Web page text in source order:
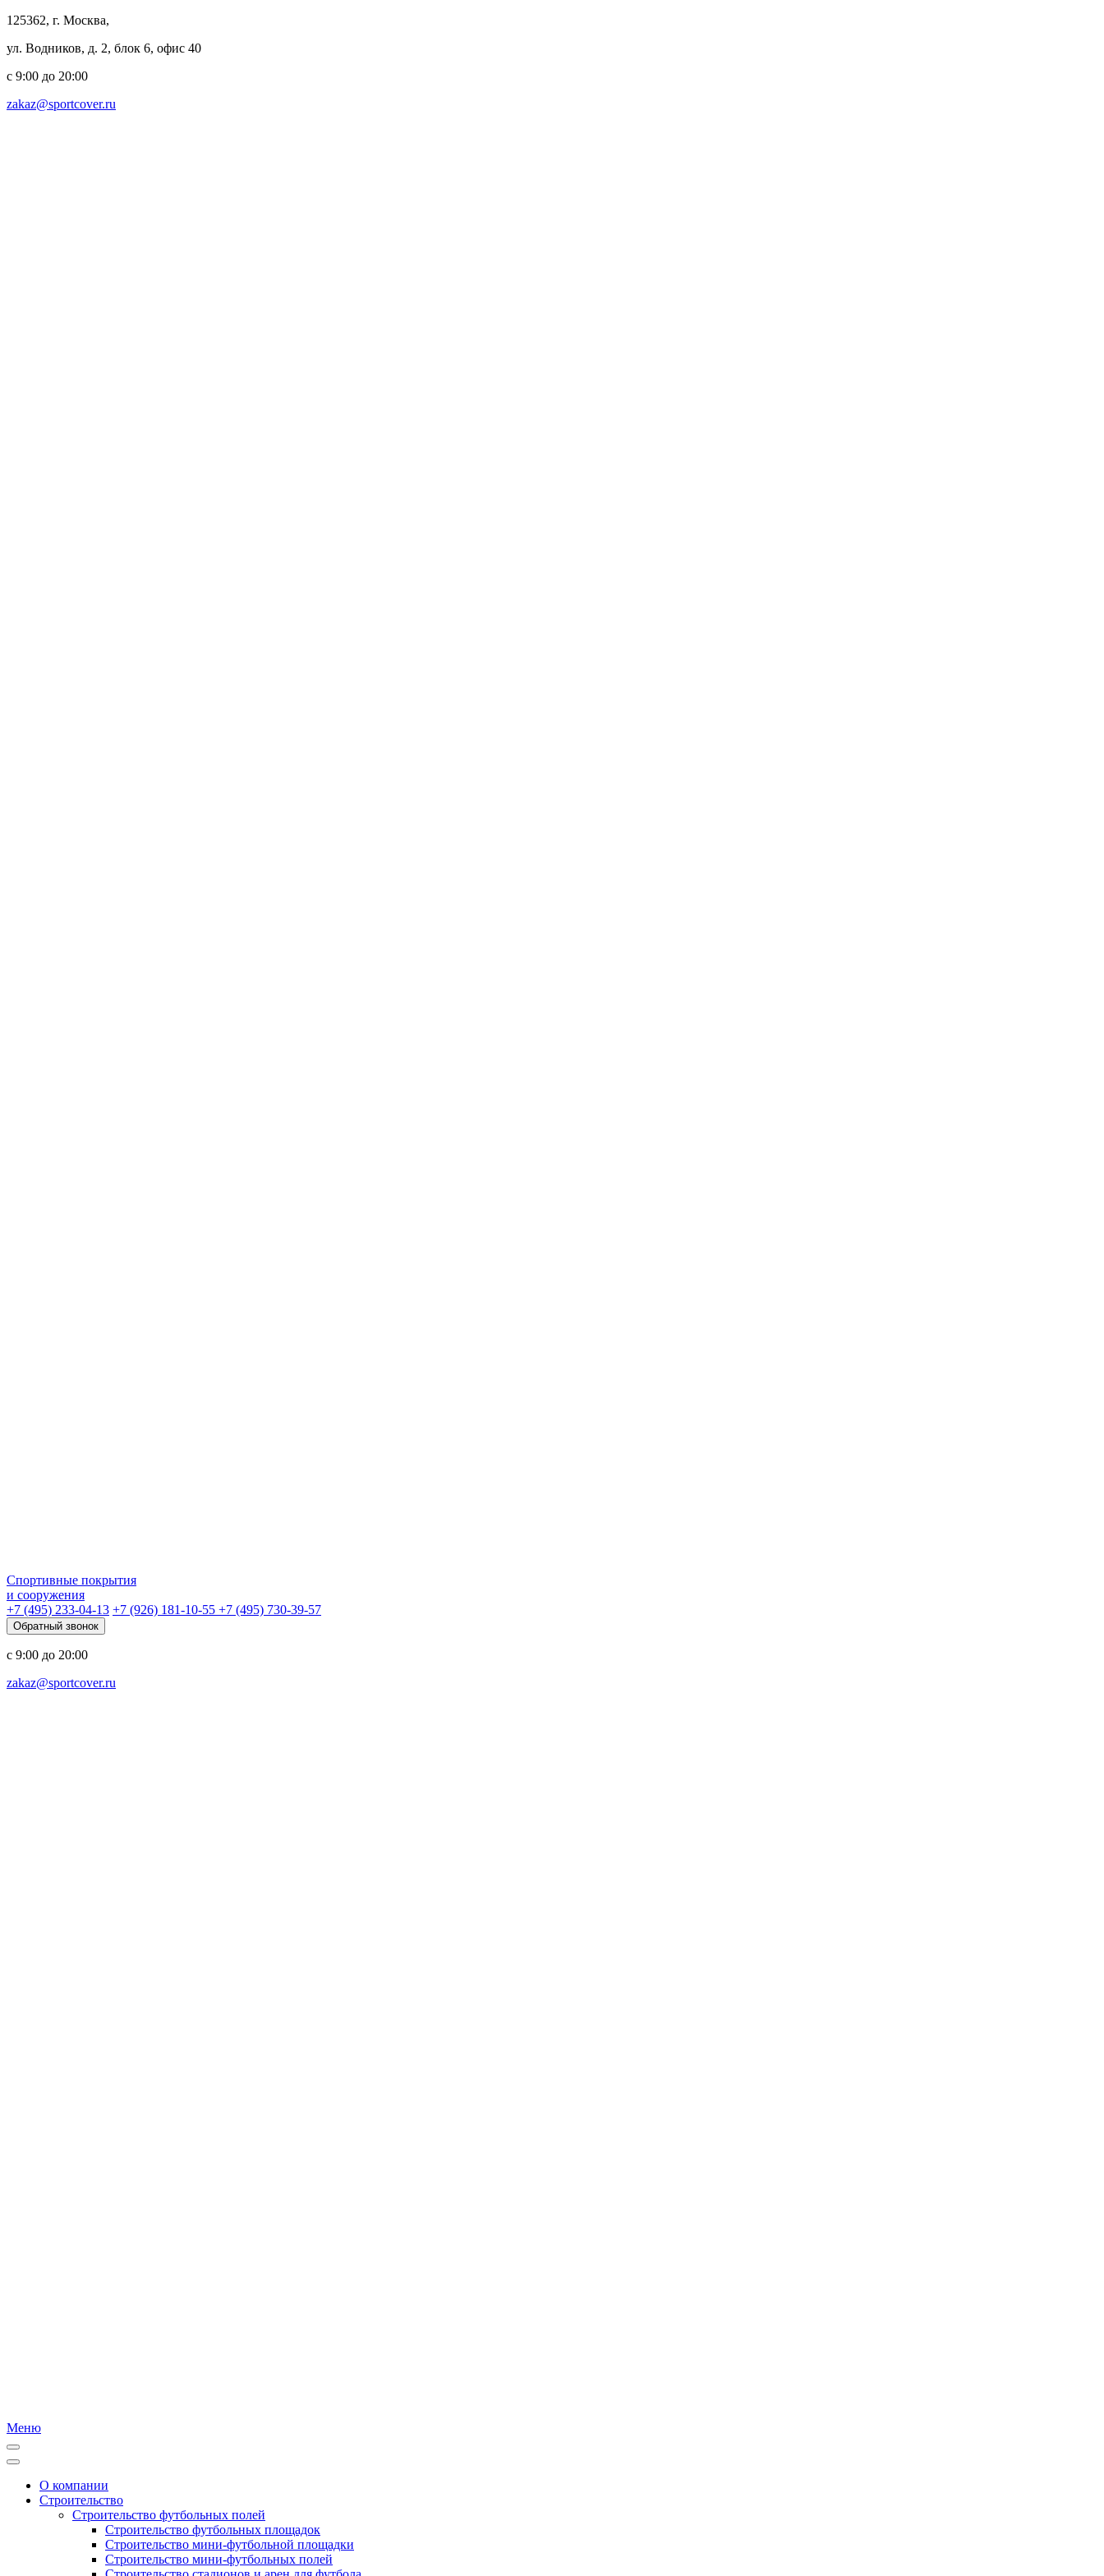
125362, г. Москва,
ул. Водников, д. 2, блок 6, офис 40
с 9:00 до 20:00
zakaz@sportcover.ru
Спортивные покрытия
и сооружения
+7 (495) 233-04-13 +7 (926) 181-10-55 +7 (495) 730-39-57
Обратный звонок
с 9:00 до 20:00
zakaz@sportcover.ru
Меню
О компании
Строительство
Строительство футбольных полей
Строительство футбольных площадок
Строительство мини-футбольной площадки
Строительство мини-футбольных полей